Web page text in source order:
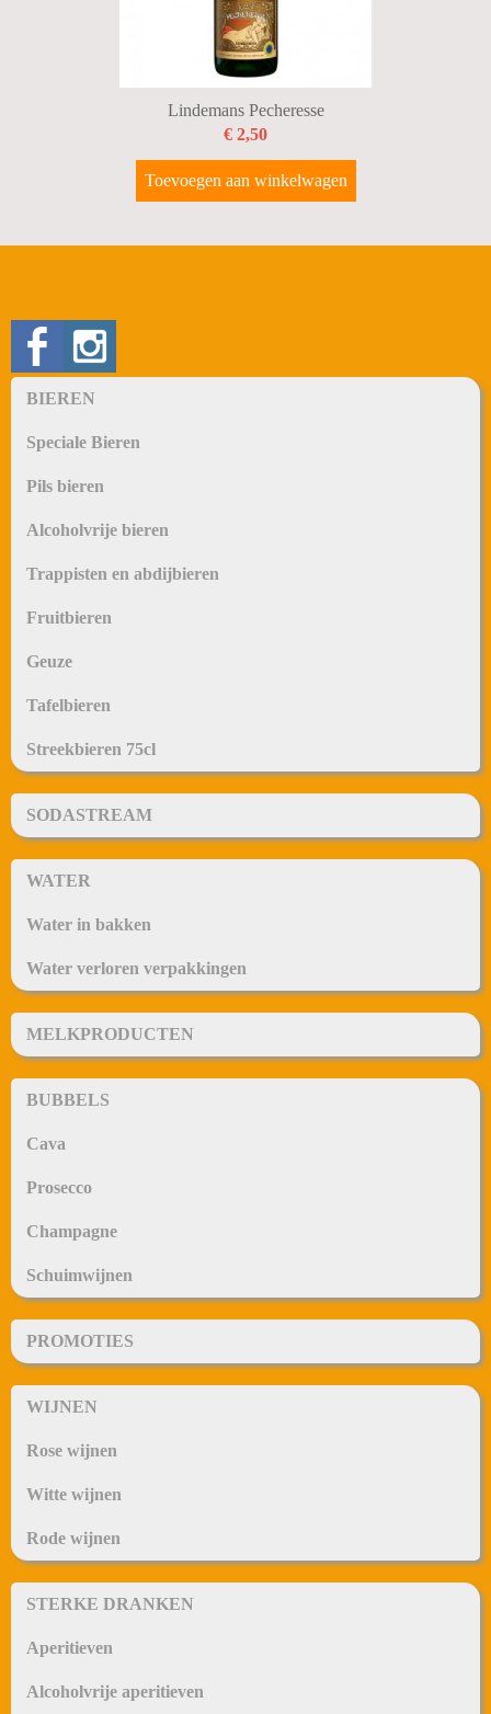
BIEREN
Speciale Bieren
Pils bieren
Alcoholvrije bieren
Trappisten en abdijbieren
Fruitbieren
Geuze
Tafelbieren
Streekbieren 75cl
SODASTREAM
WATER
Water in bakken
Water verloren verpakkingen
MELKPRODUCTEN
BUBBELS
Cava
Prosecco
Champagne
Schuimwijnen
PROMOTIES
WIJNEN
Rose wijnen
Witte wijnen
Rode wijnen
STERKE DRANKEN
Aperitieven
Alcoholvrije aperitieven
Lindemans Pecheresse
€ 2,50
Toevoegen aan winkelwagen